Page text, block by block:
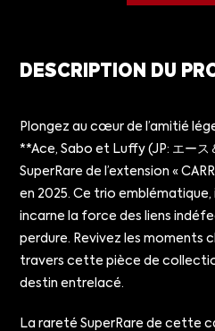
DESCRIPTION DU
Plongez au cœur de l’amitié
**Ace, Sabo et Luffy (JP: エース
SuperRare de l’extension «
en 2025. Ce trio emblématique,
incarne la force des liens
perdure. Revivez les moments
travers cette pièce de
destin entrelacé.
La rareté SuperRare de cette